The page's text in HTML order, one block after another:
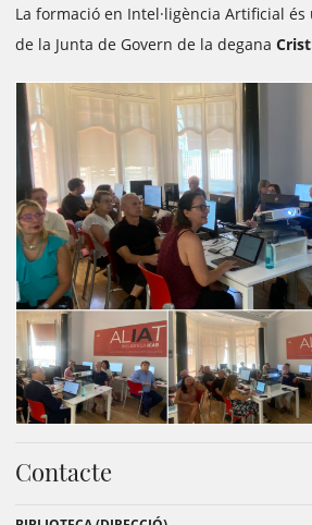
La formació en Intel·ligència Artificial
de la Junta de Govern de la degana
Contacte